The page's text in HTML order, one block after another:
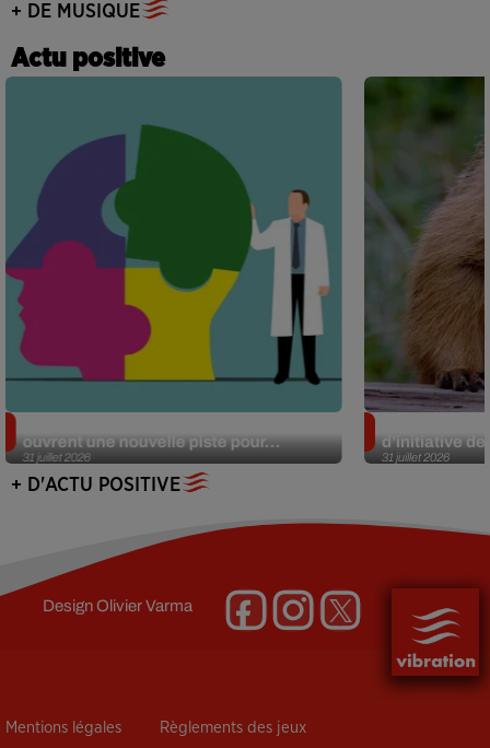
+ DE MUSIQUE
Actu positive
31 juillet 2026
ouvrent une nouvelle piste pour...
31 juillet 2026
d’initiative
+ D'ACTU POSITIVE
DesignOlivier Varma
Mentions légales Règlements des jeux